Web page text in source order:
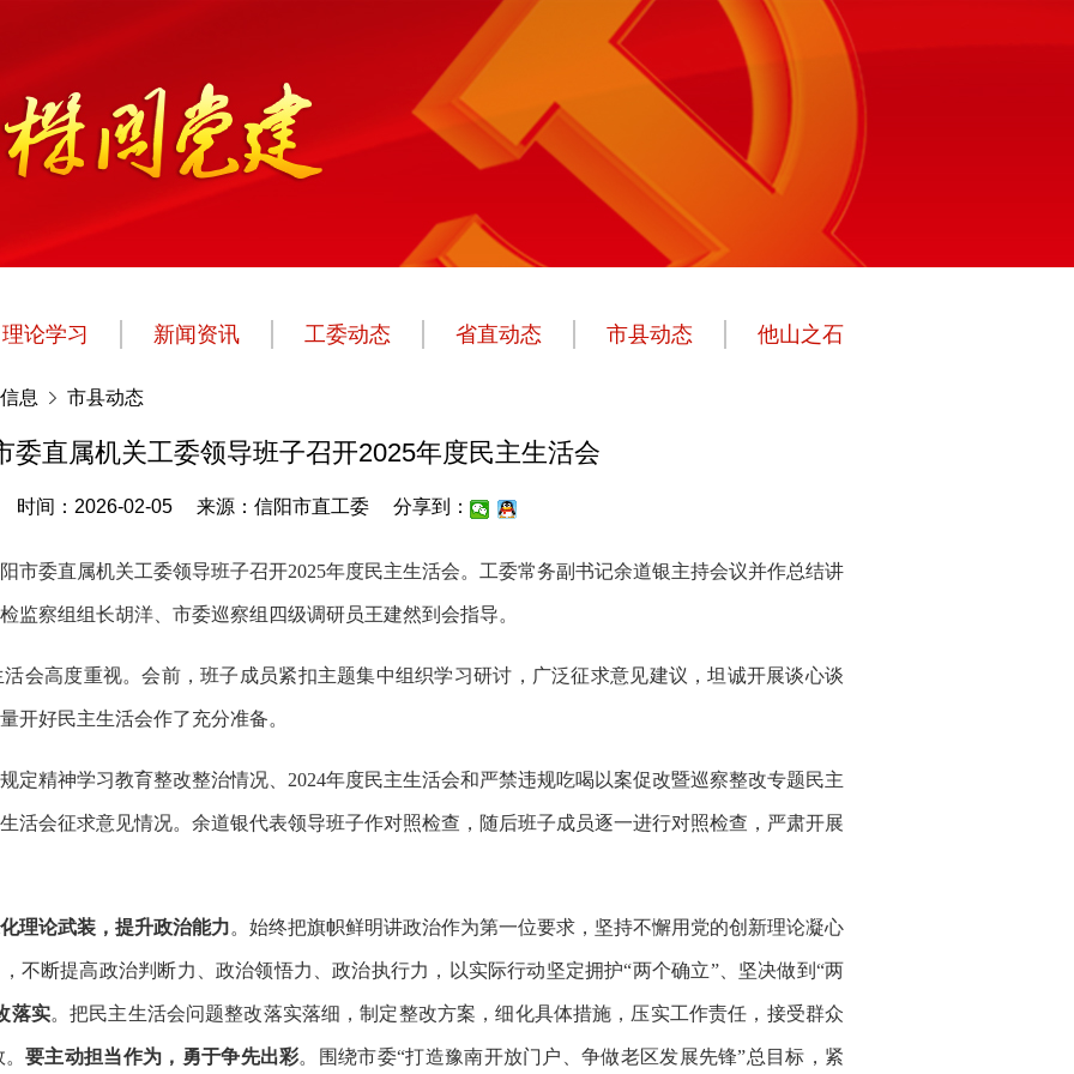
理论学习 新闻资讯 工委动态 省直动态 市县动态 他山之石
息 市县动态
委直属机关工委领导班子召开2025年度民主生活会
时间：2026-02-05 来源：信阳市直工委 分享到：
委直属机关工委领导班子召开2025年度民主生活会。工委常务副书记余道银主持会议并作总结讲
监察组组长胡洋、市委巡察组四级调研员王建然到会指导。
高度重视。会前，班子成员紧扣主题集中组织学习研讨，广泛征求意见建议，坦诚开展谈心谈
开好民主生活会作了充分准备。
神学习教育整改整治情况、2024年度民主生活会和严禁违规吃喝以案促改暨巡察整改专题民主
活会征求意见情况。余道银代表领导班子作对照检查，随后班子成员逐一进行对照检查，严肃开展
理论武装，提升政治能力。始终把旗帜鲜明讲政治作为第一位要求，坚持不懈用党的创新理论凝心
不断提高政治判断力、政治领悟力、政治执行力，以实际行动坚定拥护“两个确立”、坚决做到“两
落实。把民主生活会问题整改落实落细，制定整改方案，细化具体措施，压实工作责任，接受群众
。要主动担当作为，勇于争先出彩。围绕市委“打造豫南开放门户、争做老区发展先锋”总目标，紧